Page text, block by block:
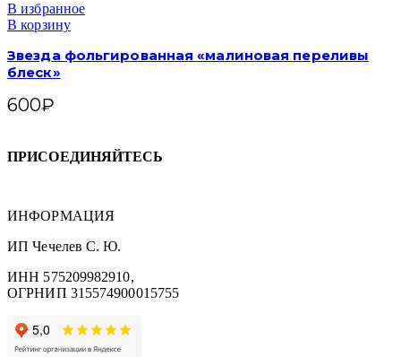
В избранное
В корзину
Звезда фольгированная «малиновая переливы
блеск»
600₽
ПРИСОЕДИНЯЙТЕСЬ
ИНФОРМАЦИЯ
ИП Чечелев С. Ю.
ИНН 575209982910,
ОГРНИП 315574900015755